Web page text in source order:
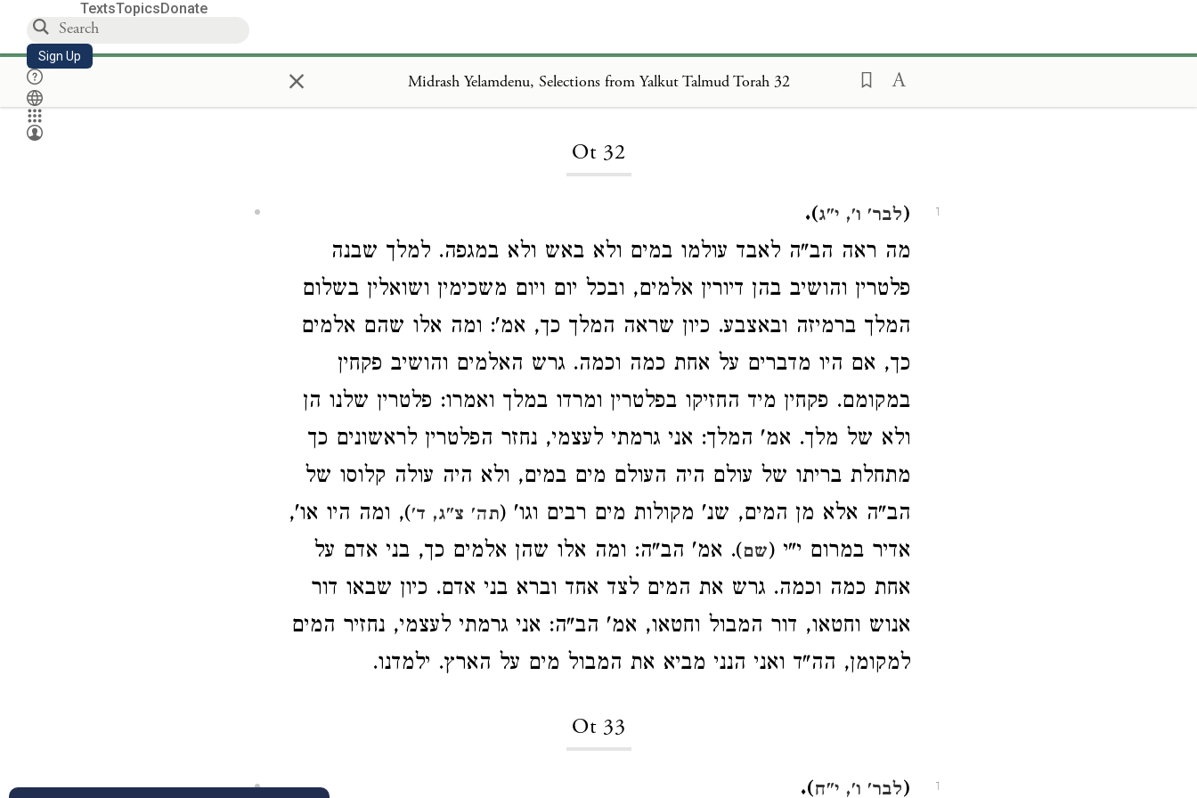
TextsTopicsDonate
Sign Up × Midrash Yelamdenu, Selections from Yalkut Talmud Torah 32
Ot 32
1
(לבר' ו', י"ג).
מה ראה הב"ה לאבד עולמו במים ולא באש ולא במגפה. למלך שבנה
פלטרין והושיב בהן דיורין אלמים, ובכל יום ויום משכימין ושואלין בשלום
המלך ברמיזה ובאצבע. כיון שראה המלך כך, אמ': ומה אלו שהם אלמים
כך, אם היו מדברים על אחת כמה וכמה. גרש האלמים והושיב פקחין
במקומם. פקחין מיד החזיקו בפלטרין ומרדו במלך ואמרו: פלטרין שלנו הן
ולא של מלך. אמ' המלך: אני גרמתי לעצמי, נחזר הפלטרין לראשונים כך
מתחלת בריתו של עולם היה העולם מים במים, ולא היה עולה קלוסו של
הב"ה אלא מן המים, שנ' מקולות מים רבים וגו' (תה' צ"ג, ד'), ומה היו או',
אדיר במרום י"י (שם). אמ' הב"ה: ומה אלו שהן אלמים כך, בני אדם על
אחת כמה וכמה. גרש את המים לצד אחד וברא בני אדם. כיון שבאו דור
אנוש וחטאו, דור המבול וחטאו, אמ' הב"ה: אני גרמתי לעצמי, נחזיר המים
למקומן, הה"ד ואני הנני מביא את המבול מים על הארץ. ילמדנו.
Ot 33
1
(לבר' ו', י"ח).